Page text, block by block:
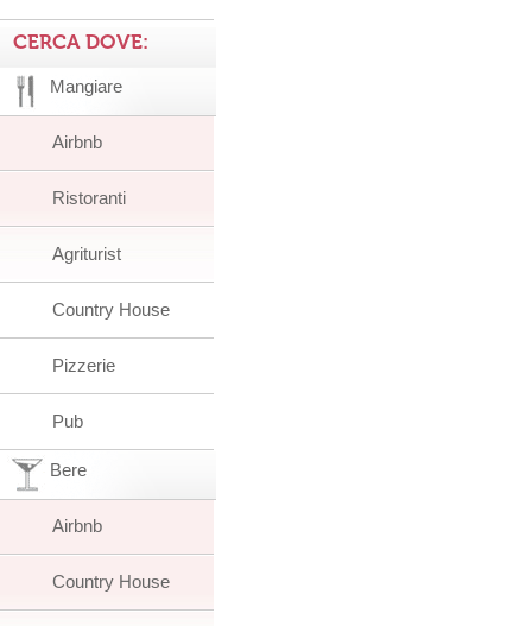
CERCA DOVE:
Mangiare
Airbnb
Ristoranti
Agriturist
Country House
Pizzerie
Pub
Bere
Airbnb
Country House